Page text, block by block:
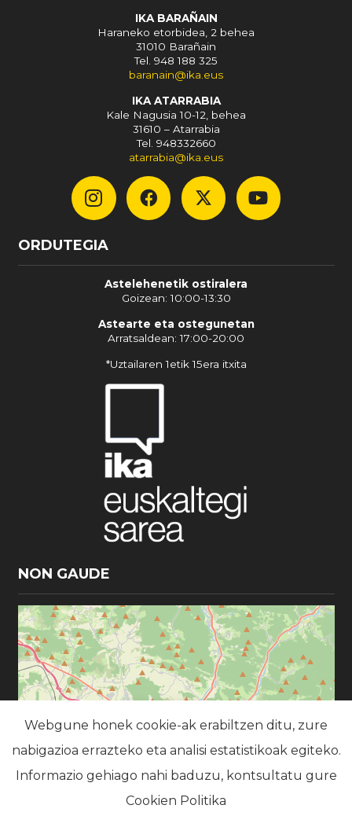
IKA BARAÑAIN
Haraneko etorbidea, 2 behea
31010 Barañain
Tel. 948 188 325
baranain@ika.eus
IKA ATARRABIA
Kale Nagusia 10-12, behea
31610 – Atarrabia
Tel. 948332660
atarrabia@ika.eus
ORDUTEGIA
Astelehenetik ostiralera
Goizean: 10:00-13:30
Astearte eta ostegunetan
Arratsaldean: 17:00-20:00
*Uztailaren 1etik 15era itxita
NON GAUDE
Webgune honek cookie-ak erabiltzen ditu, zure
nabigazioa errazteko eta analisi estatistikoak egiteko.
Informazio gehiago nahi baduzu, kontsultatu gure
Cookien Politika